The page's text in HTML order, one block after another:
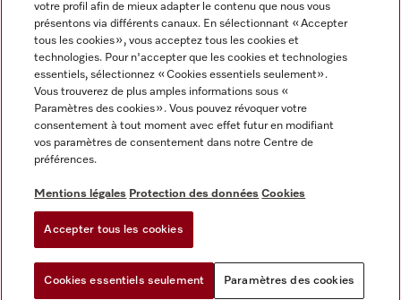
Mentions légales
CGV
Protection des données
Paramètres des cookies
Miele sur Youtube
votre profil afin de mieux adapter le contenu que nous vous
présentons via différents canaux. En sélectionnant « Accepter
tous les cookies », vous acceptez tous les cookies et
technologies. Pour n'accepter que les cookies et technologies
essentiels, sélectionnez « Cookies essentiels seulement».
Vous trouverez de plus amples informations sous «
Paramètres des cookies ». Vous pouvez révoquer votre
consentement à tout moment avec effet futur en modifiant
vos paramètres de consentement dans notre Centre de
préférences.
Mentions légales Protection des données Cookies
Accepter tous les cookies
Cookies essentiels seulement Paramètres des cookies